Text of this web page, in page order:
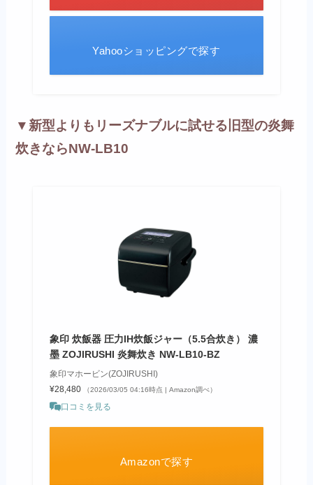
Yahooショッピングで探す
▼新型よりもリーズナブルに試せる旧型の炎舞
炊きならNW-LB10
象印 炊飯器 圧力IH炊飯ジャー（5.5合炊き） 濃
墨 ZOJIRUSHI 炎舞炊き NW-LB10-BZ
象印マホービン(ZOJIRUSHI)
¥28,480
（2026/03/05 04:16時点 | Amazon調べ）
口コミを見る
Amazonで探す